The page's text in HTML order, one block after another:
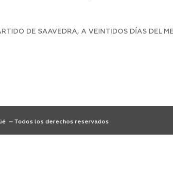
DE SAAVEDRA, A VEINTIDOS DÍAS DEL
– Todos los derechos reservados